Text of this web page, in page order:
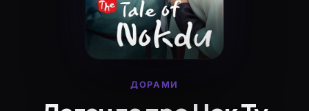
ДОРАМИ